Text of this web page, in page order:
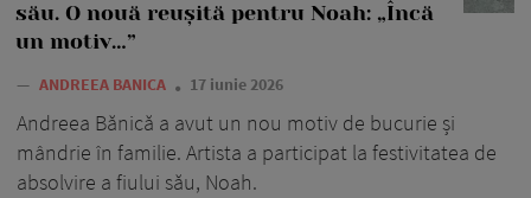
său. O nouă reușită pentru Noah: „Încă
un motiv…”
— ANDREEA BANICA 17 iunie 2026
Andreea Bănică a avut un nou motiv de bucurie și
mândrie în familie. Artista a participat la festivitatea de
absolvire a fiului său, Noah.